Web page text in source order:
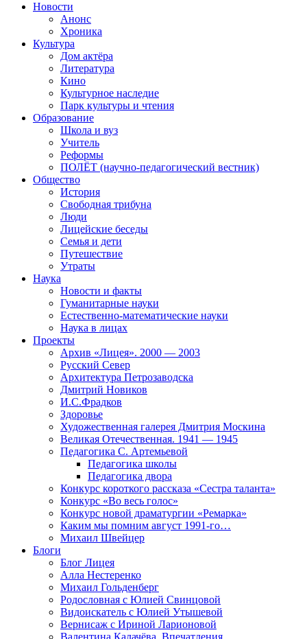
Новости
Анонс
Хроника
Культура
Дом актёра
Литература
Кино
Культурное наследие
Парк культуры и чтения
Образование
Школа и вуз
Учитель
Реформы
ПОЛЁТ (научно-педагогический вестник)
Общество
История
Свободная трибуна
Люди
Лицейские беседы
Семья и дети
Путешествие
Утраты
Наука
Новости и факты
Гуманитарные науки
Естественно-математические науки
Наука в лицах
Проекты
Архив «Лицея». 2000 — 2003
Русский Север
Архитектура Петрозаводска
Дмитрий Новиков
И.С.Фрадков
Здоровье
Художественная галерея Дмитрия Москина
Великая Отечественная. 1941 — 1945
Педагогика С. Артемьевой
Педагогика школы
Педагогика двора
Конкурс короткого рассказа «Сестра таланта»
Конкурс «Во весь голос»
Конкурс новой драматургии «Ремарка»
Каким мы помним август 1991-го…
Михаил Швейцер
Блоги
Блог Лицея
Алла Нестеренко
Михаил Гольденберг
Родословная с Юлией Свинцовой
Видоискатель с Юлией Утышевой
Вернисаж с Ириной Ларионовой